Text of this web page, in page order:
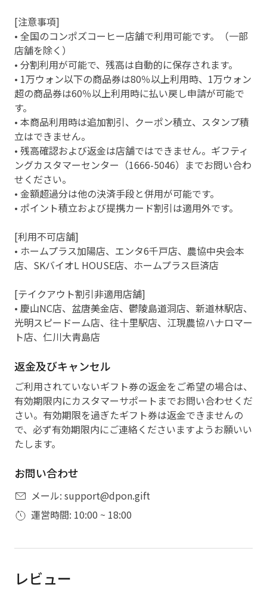
[注意事項]
• 全国のコンポズコーヒー店舗で利用可能です。（一部
店舗を除く）
• 分割利用が可能で、残高は自動的に保存されます。
• 1万ウォン以下の商品券は80％以上利用時、1万ウォン
超の商品券は60％以上利用時に払い戻し申請が可能で
す。
• 本商品利用時は追加割引、クーポン積立、スタンプ積
立はできません。
• 残高確認および返金は店舗ではできません。ギフティ
ングカスタマーセンター（1666-5046）までお問い合わ
せください。
• 金額超過分は他の決済手段と併用が可能です。
• ポイント積立および提携カード割引は適用外です。
[利用不可店舗]
• ホームプラス加陽店、エンタ6千戸店、農協中央会本
店、SKバイオL HOUSE店、ホームプラス巨済店
[テイクアウト割引非適用店舗]
• 慶山NC店、盆唐美金店、鬱陵島道洞店、新道林駅店、
光明スピードーム店、往十里駅店、江現農協ハナロマー
ト店、仁川大靑島店
返金及びキャンセル
ご利用されていないギフト券の返金をご希望の場合は、
有効期限内にカスタマーサポートまでお問い合わせくだ
さい。有効期限を過ぎたギフト券は返金できませんの
で、必ず有効期限内にご連絡くださいますようお願いい
たします。
お問い合わせ
メール: support@dpon.gift
運営時間: 10:00 ~ 18:00
レビュー